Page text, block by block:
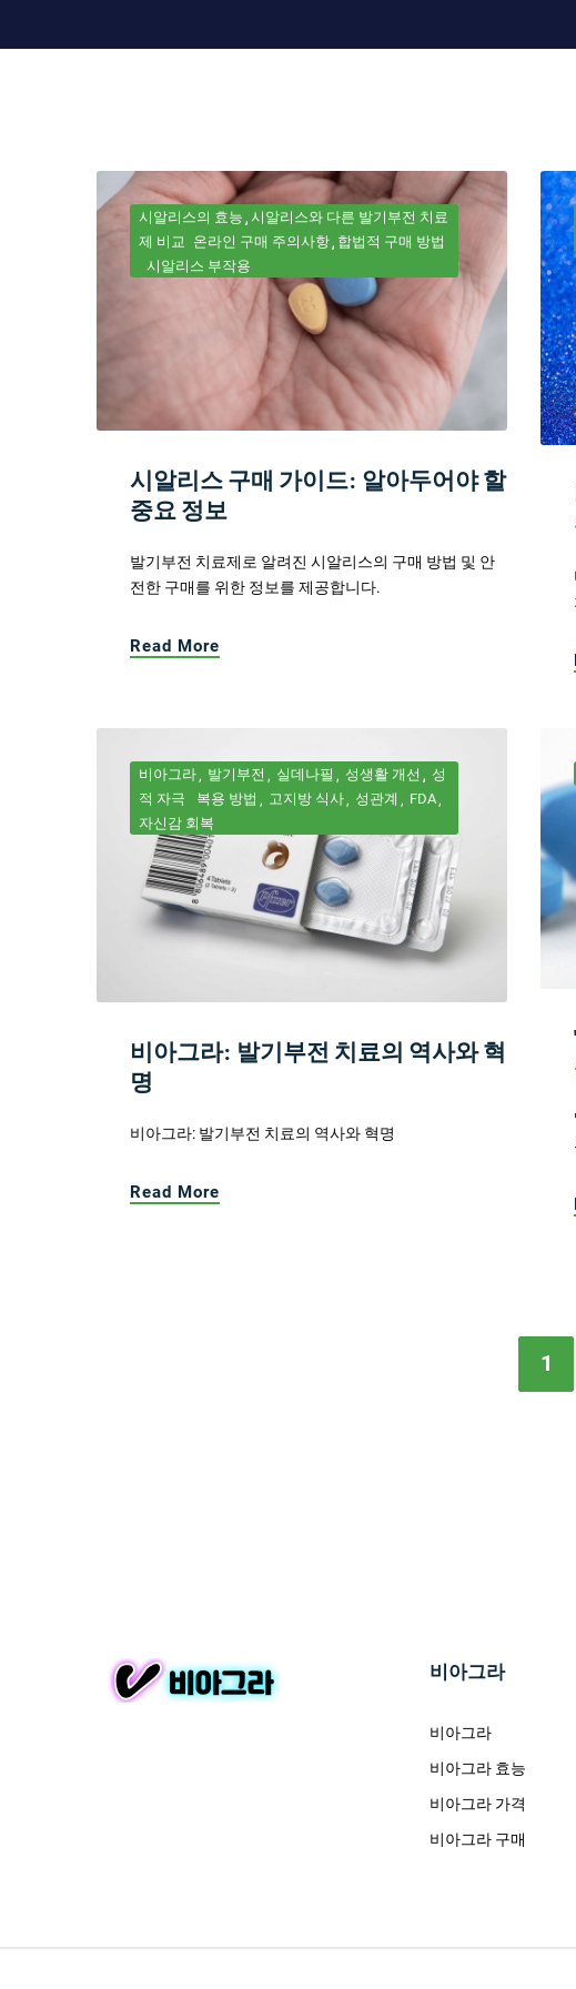
시알리스의 효능 시알리스와 다른 발기부전 치료
제 비교 온라인 구매 주의사항 합법적 구매 방법
시알리스 부작용
시알리스 구매 가이드: 알아두어야 할
중요 정보
발기부전 치료제로 알려진 시알리스의 구매 방법 및 안
전한 구매를 위한 정보를 제공합니다.
Read More
비아그라 발기부전 실데나필 성생활 개선
성
적 자극
복용 방법 고지방 식사 성관계
FDA
자신감 회복
비아그라: 발기부전 치료의 역사와 혁
명
비아그라: 발기부전 치료의 역사와 혁명
Read More
1
비아그라
비아그라
비아그라 효능
비아그라 가격
비아그라 구매